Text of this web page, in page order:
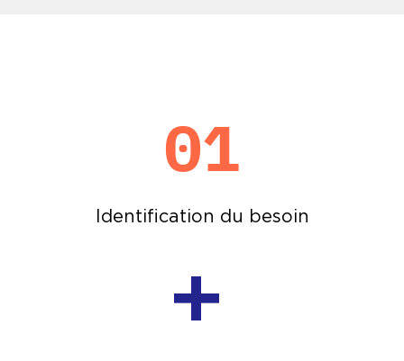
01
Identification du besoin
+